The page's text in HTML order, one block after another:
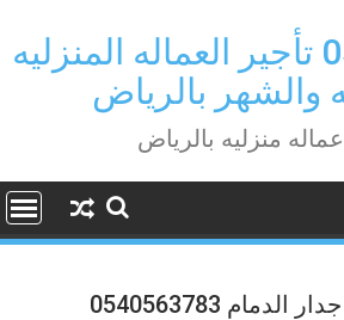
0596042802 تأجير العماله المنزليه
والشهر بالرياض
منزليه بالرياض
0540563783